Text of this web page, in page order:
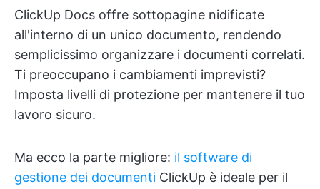
ClickUp Docs offre sottopagine nidificate
all'interno di un unico documento, rendendo
semplicissimo organizzare i documenti correlati.
Ti preoccupano i cambiamenti imprevisti?
Imposta livelli di protezione per mantenere il tuo
lavoro sicuro.
Ma ecco la parte migliore: il software di
gestione dei documenti ClickUp è ideale per il